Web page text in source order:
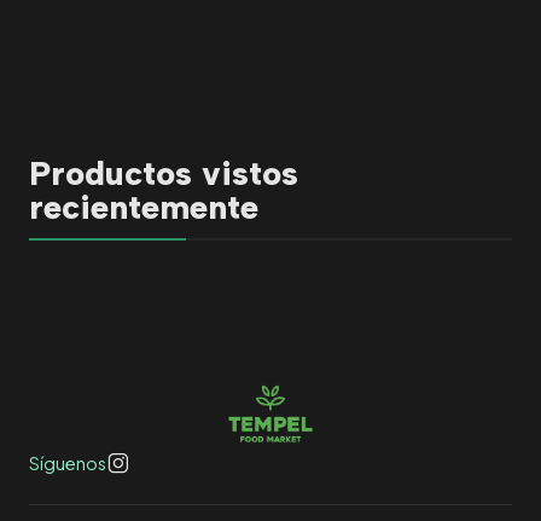
Productos vistos
recientemente
Síguenos